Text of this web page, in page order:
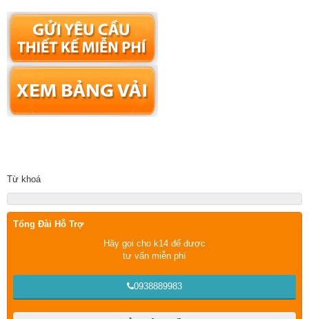
Từ khoá
Tổng Đài Hỗ Trợ
Hãy gọi cho k14 để được
tư vấn miễn phí
0938889983